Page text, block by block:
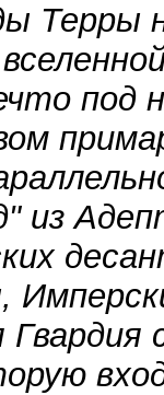
под
из